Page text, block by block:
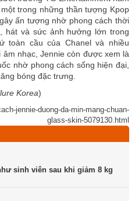
trong những thần tượng Kpop
ấn tượng nhờ phong cách thời
hát và sức ảnh hưởng lớn trong
toàn cầu của Chanel và nhiều
nhạc, Jennie còn được xem là
nhờ phong cách sống hiện đại,
bóng đặc trưng.
Korea)
jennie-duong-da-min-mang-chuan-
glass-skin-5079130.html
sinh viên sau khi giảm 8 kg